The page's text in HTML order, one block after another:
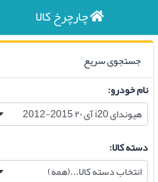
چارچرخ کالا
جستجوی سریع
نام خودرو:
هیوندای i20 آی ۲۰ 2015-2012
دسته کالا:
انتخاب دسته کالا...(همه)